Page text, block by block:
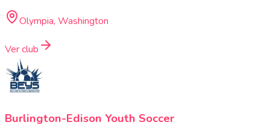
Olympia, Washington
Ver club
Burlington-Edison Youth Soccer